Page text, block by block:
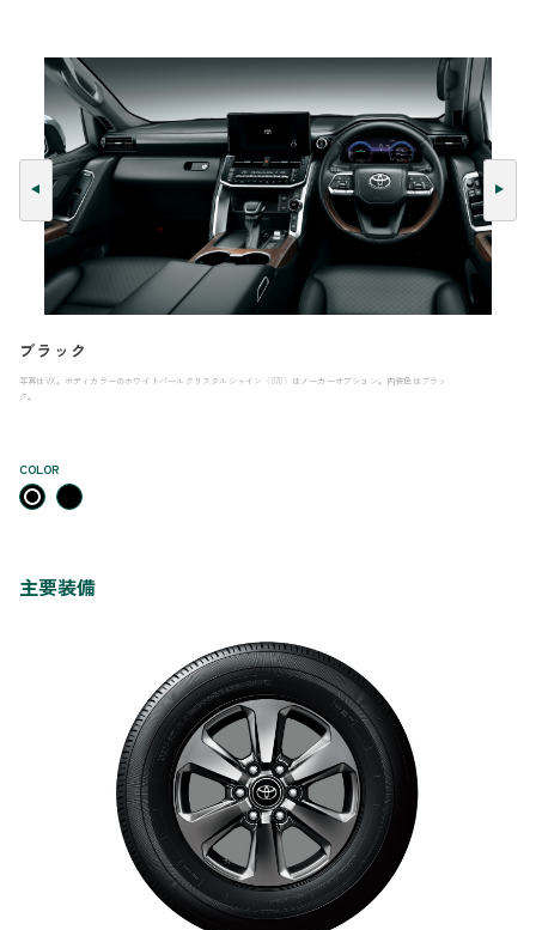
ブラック
写真はVX。ボディカラーのホワイトパールクリスタルシャイン〈070〉はメーカーオプション。内装色はブラッ
ク。
COLOR
主要装備